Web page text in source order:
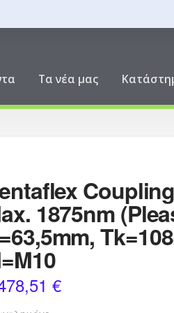
Τα νέα μας
1875nm
€